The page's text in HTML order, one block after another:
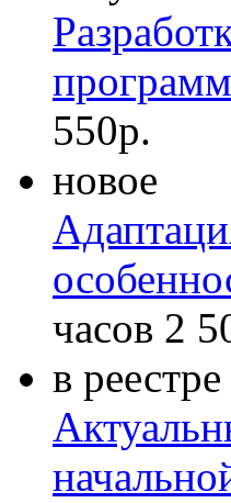
550р.
новое
часов 2
в реестре